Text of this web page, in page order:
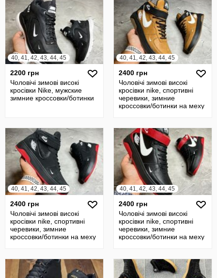
40, 41, 42, 43, 44, 45
2200 грн
Чоловічі зимові високі
кросівки Nike, мужские
зимние кроссовки/ботинки
40, 41, 42, 43, 44, 45
2400 грн
Чоловічі зимові високі
кросівки nike, спортивні
черевики, зимние
кроссовки/ботинки на меху
40, 41, 42, 43, 44, 45
2400 грн
Чоловічі зимові високі
кросівки nike, спортивні
черевики, зимние
кроссовки/ботинки на меху
40, 41, 42, 43, 44, 45
2400 грн
Чоловічі зимові високі
кросівки nike, спортивні
черевики, зимние
кроссовки/ботинки на меху